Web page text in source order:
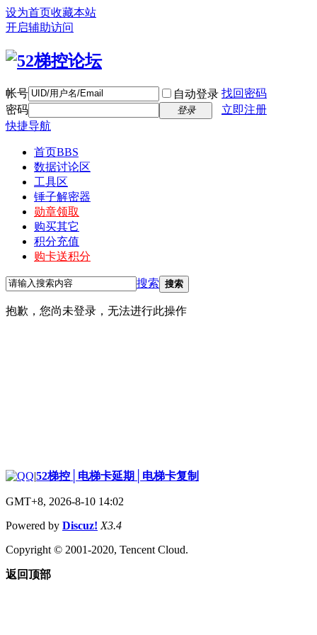
设为首页收藏本站
开启辅助访问
帐号 自动登录 找回密码
密码
登录
立即注册
快捷导航
首页BBS
数据讨论区
工具区
锤子解密器
勋章领取
购买其它
积分充值
购卡送积分
搜索 搜索
抱歉，您尚未登录，无法进行此操作
|52梯控│电梯卡延期│电梯卡复制
GMT+8, 2026-8-10 14:02
Powered by Discuz! X3.4
Copyright © 2001-2020, Tencent Cloud.
返回顶部